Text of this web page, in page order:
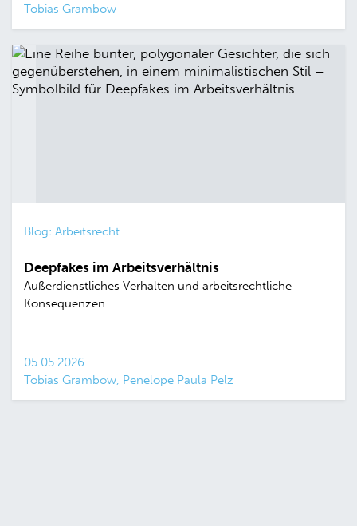
Tobias Grambow
Blog: Arbeitsrecht
Deepfakes im Arbeitsverhältnis
Außerdienstliches Verhalten und arbeitsrechtliche
Konsequenzen.
05.05.2026
Tobias Grambow, Penelope Paula Pelz